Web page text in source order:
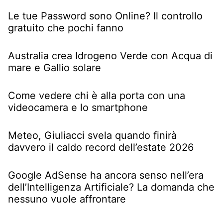
Le tue Password sono Online? Il controllo
gratuito che pochi fanno
Australia crea Idrogeno Verde con Acqua di
mare e Gallio solare
Come vedere chi è alla porta con una
videocamera e lo smartphone
Meteo, Giuliacci svela quando finirà
davvero il caldo record dell’estate 2026
Google AdSense ha ancora senso nell’era
dell’Intelligenza Artificiale? La domanda che
nessuno vuole affrontare